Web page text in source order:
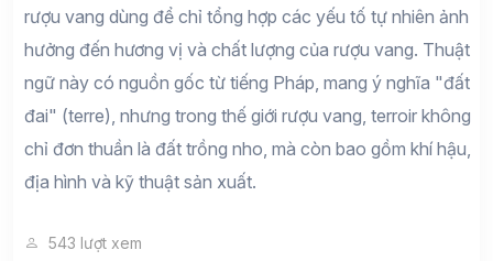
rượu vang dùng để chỉ tổng hợp các yếu tố tự nhiên ảnh
hưởng đến hương vị và chất lượng của rượu vang. Thuật
ngữ này có nguồn gốc từ tiếng Pháp, mang ý nghĩa "đất
đai" (terre), nhưng trong thế giới rượu vang, terroir không
chỉ đơn thuần là đất trồng nho, mà còn bao gồm khí hậu,
địa hình và kỹ thuật sản xuất.
543 lượt xem